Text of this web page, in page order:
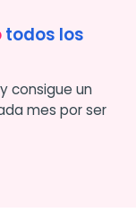
todos los
consigue un
mes por ser